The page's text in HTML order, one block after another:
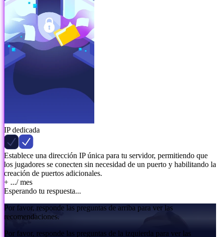
IP dedicada
Establece una dirección IP única para tu servidor, permitiendo que
los jugadores se conecten sin necesidad de un puerto y habilitando la
creación de puertos adicionales.
+ .../ mes
Esperando tu respuesta...
Por favor, responde las preguntas de arriba para ver las
recomendaciones.
Por favor, responde las preguntas de la izquierda para ver las